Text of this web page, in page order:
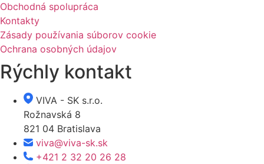
Obchodná spolupráca
Kontakty
Zásady používania súborov cookie
Ochrana osobných údajov
Rýchly kontakt
VIVA - SK s.r.o.
Rožnavská 8
821 04 Bratislava
viva@viva-sk.sk
+421 2 32 20 26 28